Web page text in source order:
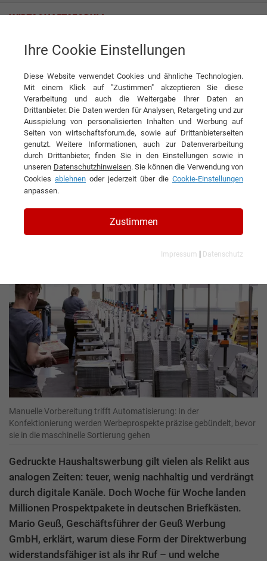
Geuß Werbung GmbH
Interview Geuß Werbung GmbH
▶ 0:00 4:53
DIESEN ARTIKEL EMPFEHLEN
Die unterschätzte Werbekraft des
Briefkastens
Interview mit Mario Geuß, Geschäftsführer
Manuelle Vorbereitung trifft Automatisierung: In der
Konfektionierung werden Werbeprospekte präzise gebündelt, bevor
sie in die maschinelle Sortierung gehen
Gedruckte Haushaltswerbung gilt vielen als Relikt aus
analogen Zeiten: teuer, wenig nachhaltig und verdrängt
durch digitale Kanäle. Doch Woche für Woche landen
Millionen Prospektpakete in deutschen Briefkästen.
Mario Geuß, Geschäftsführer der Geuß Werbung
GmbH, erklärt, warum diese Form der Direktwerbung
widerstandsfähiger ist als ihr Ruf – und welche
Ihre Cookie Einstellungen
Diese Website verwendet Cookies und ähnliche Technologien.
Mit einem Klick auf "Zustimmen" akzeptieren Sie diese
Verarbeitung und auch die Weitergabe Ihrer Daten an
Drittanbieter. Die Daten werden für Analysen, Retargeting und zur
Ausspielung von personalisierten Inhalten und Werbung auf
Seiten von wirtschaftsforum.de, sowie auf Drittanbieterseiten
genutzt. Weitere Informationen, auch zur Datenverarbeitung
durch Drittanbieter, finden Sie in den Einstellungen sowie in
unseren Datenschutzhinweisen. Sie können die Verwendung von
Cookies ablehnen oder jederzeit über die Cookie-Einstellungen
anpassen.
Zustimmen
Impressum | Datenschutz